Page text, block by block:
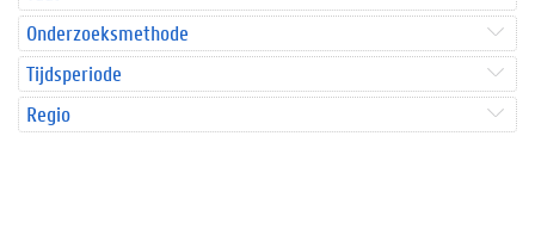
Onderzoeksmethode
Tijdsperiode
Regio